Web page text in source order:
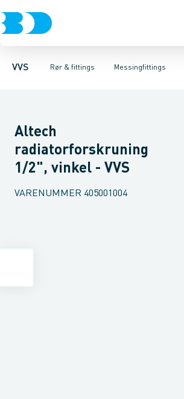
VVS Rør & fittings
Rør & fittingsPressfittings & rør
Messingfittings
Sorte fittings & rørGalvaniseret fittings
NippelrørGevindrør Vinkler muffe/nippel
Altech
radiatorforskruning
1/2", vinkel - VVS
VARENUMMER 405001004